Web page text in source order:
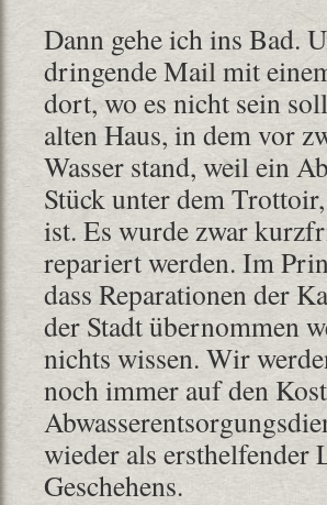
Dann gehe ich ins Bad.
dringende Mail mit
dort, wo es nicht sein
alten Haus, in dem vor
Wasser stand, weil ein
Stück unter dem
ist. Es wurde zwar
repariert werden. Im
dass Reparationen der
der Stadt übernommen
nichts wissen. Wir
noch immer auf den
wieder als ersthelfender
Geschehens.